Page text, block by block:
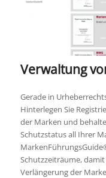
Verwaltung
Gerade in
Hinterlegen Sie
der Marken und
Schutzstatus all Ihrer
Schutzzeiträume,
Verlängerung der